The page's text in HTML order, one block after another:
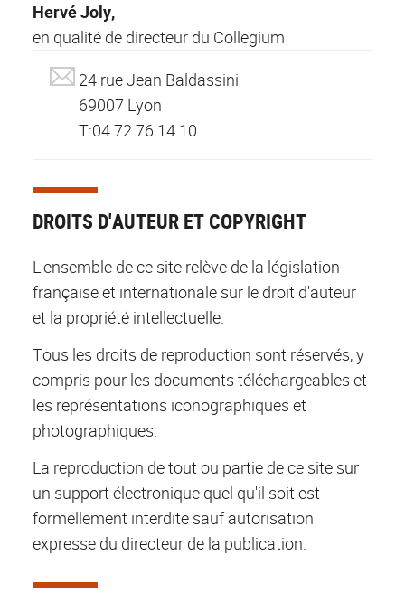
Hervé Joly,
en qualité de directeur du Collegium
24 rue Jean Baldassini
69007 Lyon
T:04 72 76 14 10
DROITS D'AUTEUR ET COPYRIGHT
L'ensemble de ce site relève de la législation
française et internationale sur le droit d'auteur
et la propriété intellectuelle.
Tous les droits de reproduction sont réservés, y
compris pour les documents téléchargeables et
les représentations iconographiques et
photographiques.
La reproduction de tout ou partie de ce site sur
un support électronique quel qu'il soit est
formellement interdite sauf autorisation
expresse du directeur de la publication.